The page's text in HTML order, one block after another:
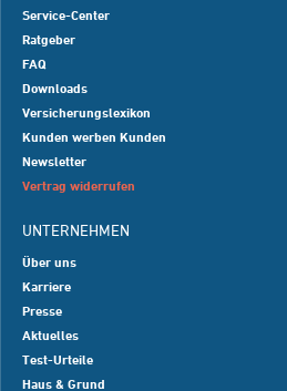
Service-Center
Ratgeber
FAQ
Downloads
Versicherungslexikon
Kunden werben Kunden
Newsletter
Vertrag widerrufen
UNTERNEHMEN
Über uns
Karriere
Presse
Aktuelles
Test-Urteile
Haus & Grund